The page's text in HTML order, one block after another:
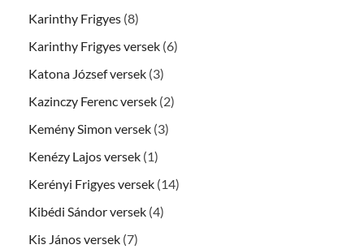
Karinthy Frigyes (8)
Karinthy Frigyes versek (6)
Katona József versek (3)
Kazinczy Ferenc versek (2)
Kemény Simon versek (3)
Kenézy Lajos versek (1)
Kerényi Frigyes versek (14)
Kibédi Sándor versek (4)
Kis János versek (7)